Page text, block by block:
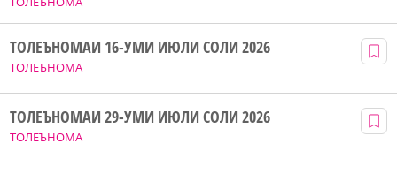
ТОЛЕЪНОМА
ТОЛЕЪНОМАИ 16-УМИ ИЮЛИ СОЛИ 2026
ТОЛЕЪНОМА
ТОЛЕЪНОМАИ 29-УМИ ИЮЛИ СОЛИ 2026